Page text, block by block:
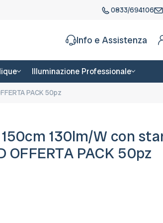
0833/694106
Info e Assistenza
Illuminazione Professionale
PACK 50pz
130lm/W con
OFFERTA PACK 50pz